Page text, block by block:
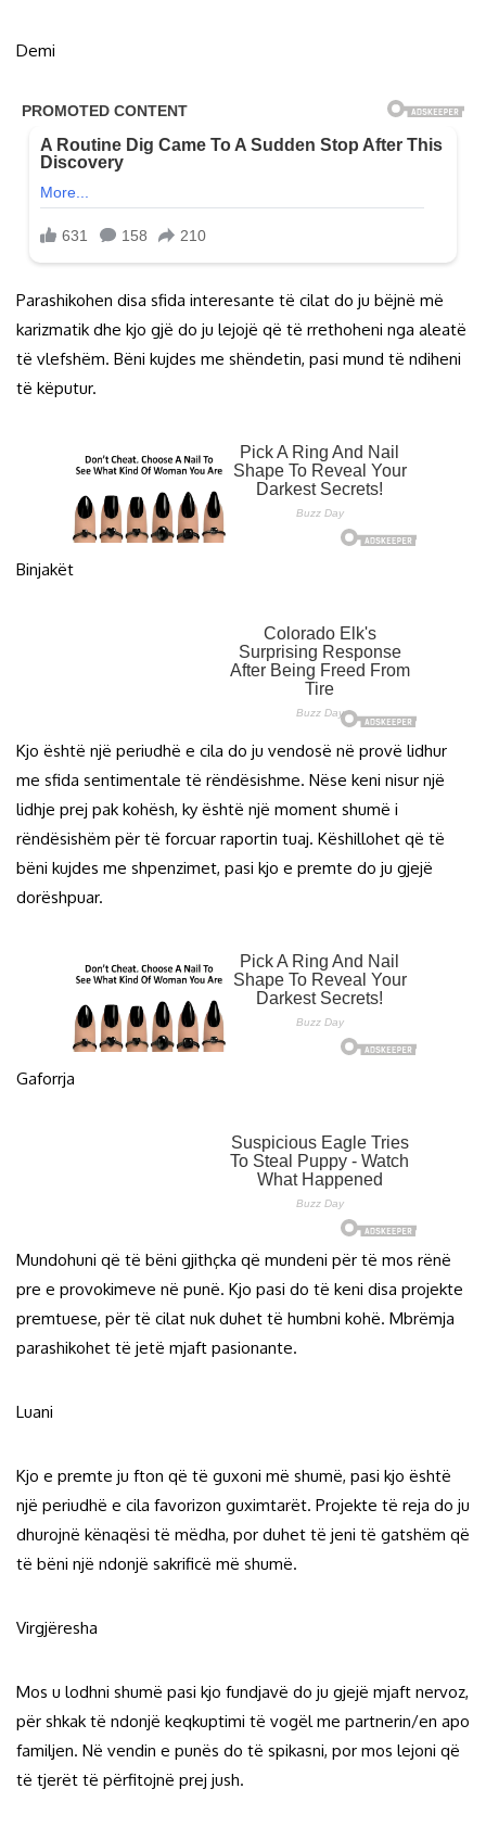
Demi
Parashikohen disa sfida interesante të cilat do ju bëjnë më
karizmatik dhe kjo gjë do ju lejojë që të rrethoheni nga aleatë
të vlefshëm. Bëni kujdes me shëndetin, pasi mund të ndiheni
të këputur.
Binjakët
Kjo është një periudhë e cila do ju vendosë në provë lidhur
me sfida sentimentale të rëndësishme. Nëse keni nisur një
lidhje prej pak kohësh, ky është një moment shumë i
rëndësishëm për të forcuar raportin tuaj. Këshillohet që të
bëni kujdes me shpenzimet, pasi kjo e premte do ju gjejë
dorëshpuar.
Gaforrja
Mundohuni që të bëni gjithçka që mundeni për të mos rënë
pre e provokimeve në punë. Kjo pasi do të keni disa projekte
premtuese, për të cilat nuk duhet të humbni kohë. Mbrëmja
parashikohet të jetë mjaft pasionante.
Luani
Kjo e premte ju fton që të guxoni më shumë, pasi kjo është
një periudhë e cila favorizon guximtarët. Projekte të reja do ju
dhurojnë kënaqësi të mëdha, por duhet të jeni të gatshëm që
të bëni një ndonjë sakrificë më shumë.
Virgjëresha
Mos u lodhni shumë pasi kjo fundjavë do ju gjejë mjaft nervoz,
për shkak të ndonjë keqkuptimi të vogël me partnerin/en apo
familjen. Në vendin e punës do të spikasni, por mos lejoni që
të tjerët të përfitojnë prej jush.